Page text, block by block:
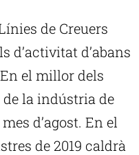
de Creuers
d’activitat d’abans
el millor dels
de la indústria de
d’agost. En el
de 2019 caldrà